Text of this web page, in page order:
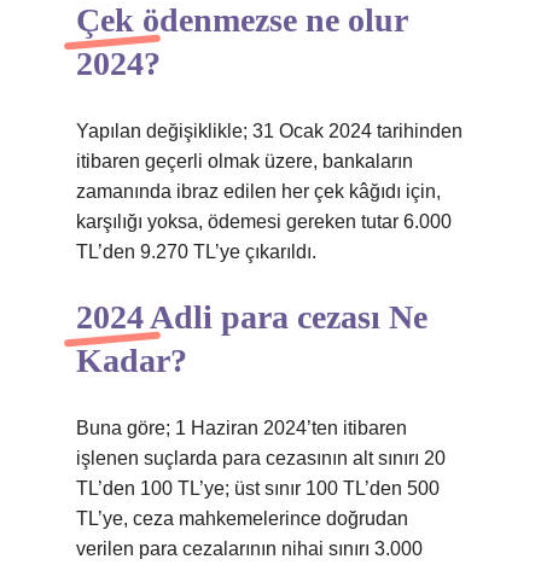
Çek ödenmezse ne olur
2024?
Yapılan değişiklikle; 31 Ocak 2024 tarihinden
itibaren geçerli olmak üzere, bankaların
zamanında ibraz edilen her çek kâğıdı için,
karşılığı yoksa, ödemesi gereken tutar 6.000
TL’den 9.270 TL’ye çıkarıldı.
2024 Adli para cezası Ne
Kadar?
Buna göre; 1 Haziran 2024’ten itibaren
işlenen suçlarda para cezasının alt sınırı 20
TL’den 100 TL’ye; üst sınır 100 TL’den 500
TL’ye, ceza mahkemelerince doğrudan
verilen para cezalarının nihai sınırı 3.000